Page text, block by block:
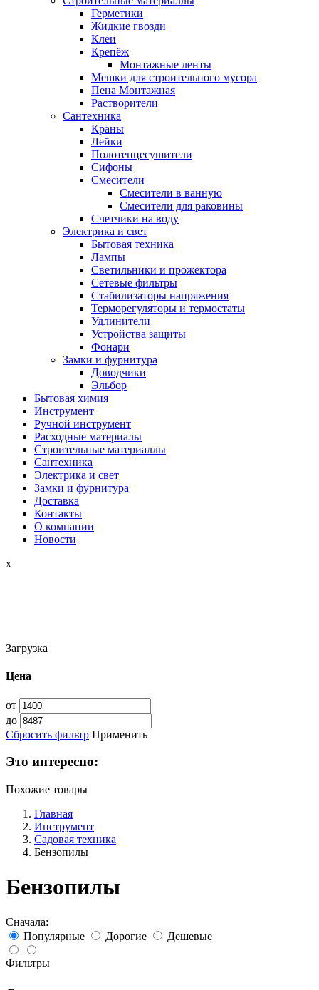
Герметики
Жидкие гвозди
Клеи
Крепёж
Монтажные ленты
Мешки для строительного мусора
Пена Монтажная
Растворители
Сантехника
Краны
Лейки
Полотенцесушители
Сифоны
Смесители
Смесители в ванную
Смесители для раковины
Счетчики на воду
Электрика и свет
Бытовая техника
Лампы
Светильники и прожектора
Сетевые фильтры
Стабилизаторы напряжения
Терморегуляторы и термостаты
Удлинители
Устройства защиты
Фонари
Замки и фурнитура
Доводчики
Эльбор
Бытовая химия
Инструмент
Ручной инструмент
Расходные материалы
Строительные материаллы
Сантехника
Электрика и свет
Замки и фурнитура
Доставка
Контакты
О компании
Новости
x
Загрузка
Цена
от
до
Сбросить фильтр Применить
Это интересно:
Похожие товары
Главная
Инструмент
Садовая техника
Бензопилы
Бензопилы
Сначала:
Популярные
Дорогие Дешевые
Фильтры